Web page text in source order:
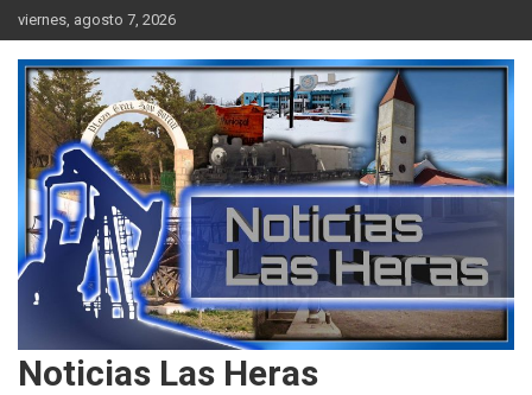
Skip
to
content
viernes, agosto 7, 2026
Noticias Las Heras